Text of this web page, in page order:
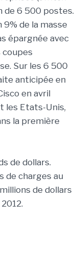
de 6 500 postes.
de la masse
épargnée avec
coupes
Sur les 6 500
anticipée en
en avril
les Etats-Unis,
la première
de dollars.
de charges au
de dollars